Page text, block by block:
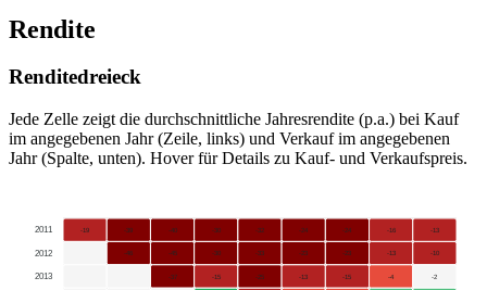
Rendite
Renditedreieck
Jede Zelle zeigt die durchschnittliche Jahresrendite (p.a.) bei Kauf
im angegebenen Jahr (Zeile, links) und Verkauf im angegebenen
Jahr (Spalte, unten). Hover für Details zu Kauf- und Verkaufspreis.
2011
2012
2013
-19 -39 -40 -30 -32 -24 -24 -16 -13
-46 -45 -30 -33 -23 -23 -13 -10
-37 -15 -25 -13 -15 -4 -2